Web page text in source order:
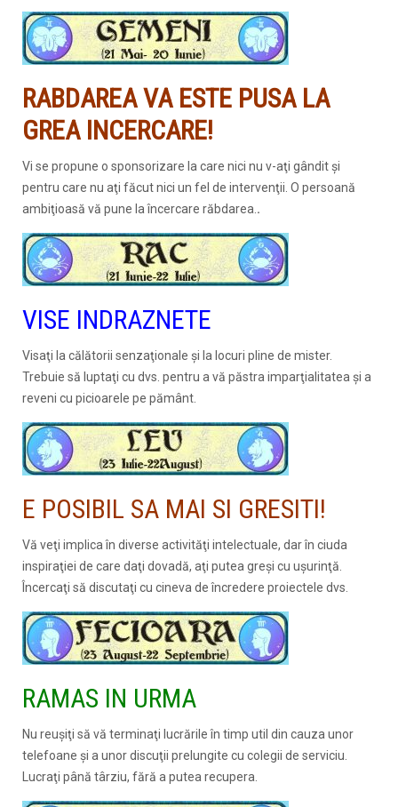
RABDAREA VA ESTE PUSA LA
GREA INCERCARE!
Vi se propune o sponsorizare la care nici nu v-aţi gândit şi
pentru care nu aţi făcut nici un fel de intervenţii. O persoană
ambiţioasă vă pune la încercare răbdarea..
VISE INDRAZNETE
Visaţi la călătorii senzaţionale şi la locuri pline de mister.
Trebuie să luptaţi cu dvs. pentru a vă păstra imparţialitatea şi a
reveni cu picioarele pe pământ.
E POSIBIL SA MAI SI GRESITI!
Vă veţi implica în diverse activităţi intelectuale, dar în ciuda
inspiraţiei de care daţi dovadă, aţi putea greşi cu uşurinţă.
Încercaţi să discutaţi cu cineva de încredere proiectele dvs.
RAMAS IN URMA
Nu reuşiţi să vă terminaţi lucrările în timp util din cauza unor
telefoane şi a unor discuţii prelungite cu colegii de serviciu.
Lucraţi până târziu, fără a putea recupera.